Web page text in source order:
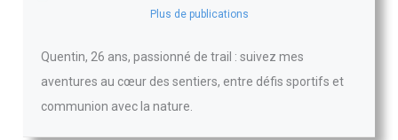
Plus de publications
Quentin, 26 ans, passionné de trail : suivez mes
aventures au cœur des sentiers, entre défis sportifs et
communion avec la nature.